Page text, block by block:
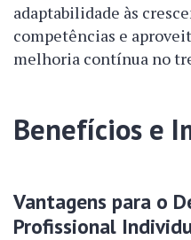
adaptabilidade às
competências e
melhoria contínua no
Benefícios e
Vantagens para o
Profissional